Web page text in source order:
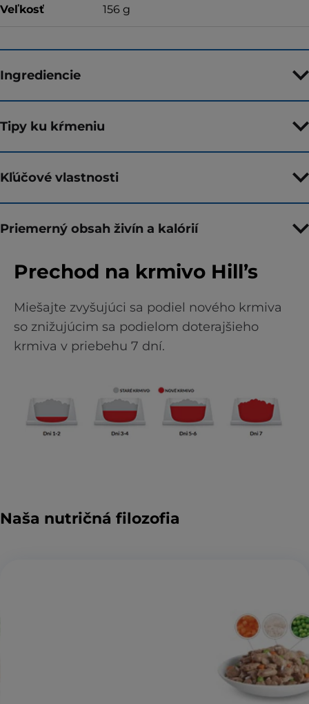
Veľkosť 156 g
Ingrediencie
Tipy ku kŕmeniu
Kľúčové vlastnosti
Priemerný obsah živín a kalórií
Prechod na krmivo Hill’s
Miešajte zvyšujúci sa podiel nového krmiva
so znižujúcim sa podielom doterajšieho
krmiva v priebehu 7 dní.
Naša nutričná filozofia